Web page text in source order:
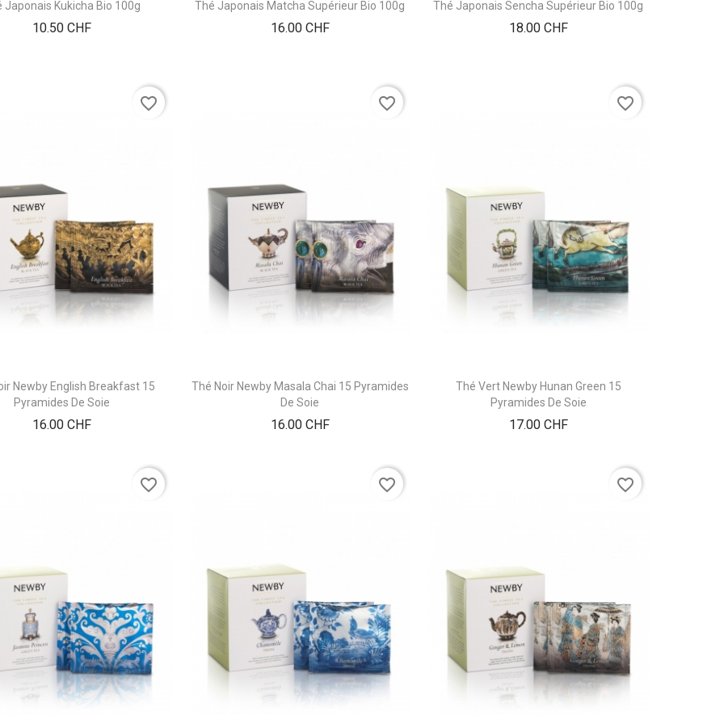
Japonais Kukicha Bio 100g
10.50 CHFPrix
Thé Japonais Matcha Supérieur Bio 100g
16.00 CHFPrix
Thé Japonais Sencha Supérieur Bio 100g
18.00 CHFPrix
Newby English Breakfast 15
Pyramides De Soie
16.00 CHFPrix
favorite_border
Thé Noir Newby Masala Chai 15 Pyramides
De Soie
16.00 CHFPrix
favorite_border
Thé Vert Newby Hunan Green 15
Pyramides De Soie
17.00 CHFPrix
favorite_border
favorite_border favorite_border favorite_border